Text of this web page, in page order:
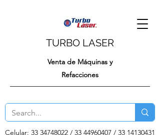
TURBO LASER
Venta de Máquinas y
Refacciones
Celular: 33 34748022 / 33 44960407 / 33 14130431